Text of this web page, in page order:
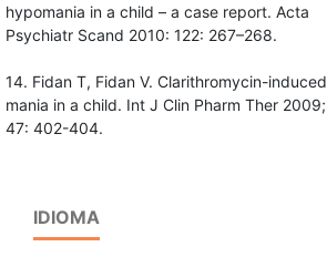
hypomania in a child – a case report. Acta
Psychiatr Scand 2010: 122: 267–268.
14. Fidan T, Fidan V. Clarithromycin-induced
mania in a child. Int J Clin Pharm Ther 2009;
47: 402-404.
IDIOMA